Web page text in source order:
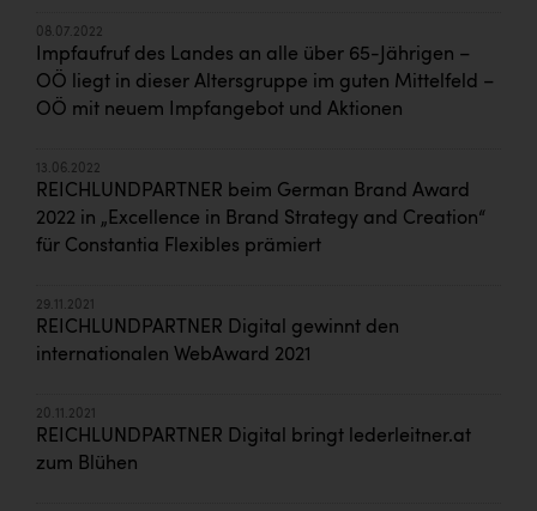
08.07.2022
Impfaufruf des Landes an alle über 65-Jährigen –
OÖ liegt in dieser Altersgruppe im guten Mittelfeld –
OÖ mit neuem Impfangebot und Aktionen
13.06.2022
REICHLUNDPARTNER beim German Brand Award
2022 in „Excellence in Brand Strategy and Creation“
für Constantia Flexibles prämiert
29.11.2021
REICHLUNDPARTNER Digital gewinnt den
internationalen WebAward 2021
20.11.2021
REICHLUNDPARTNER Digital bringt lederleitner.at
zum Blühen